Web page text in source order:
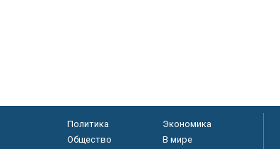
Политика
Экономика
Общество
В мире